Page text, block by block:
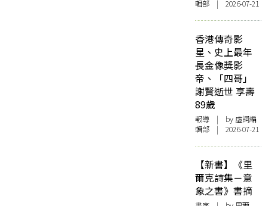
輯部 | 2026-07-21
香港傳奇影
星、史上最年
長金像獎影
帝、「四哥」
謝賢逝世 享壽
89歲
報導 | by 虛詞編
輯部 | 2026-07-21
【新書】《里
爾克詩集－意
象之書》書摘